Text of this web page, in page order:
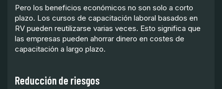
Pero los beneficios económicos no son solo a corto
plazo. Los cursos de capacitación laboral basados en
RV pueden reutilizarse varias veces. Esto significa que
las empresas pueden ahorrar dinero en costes de
capacitación a largo plazo.
Reducción de riesgos